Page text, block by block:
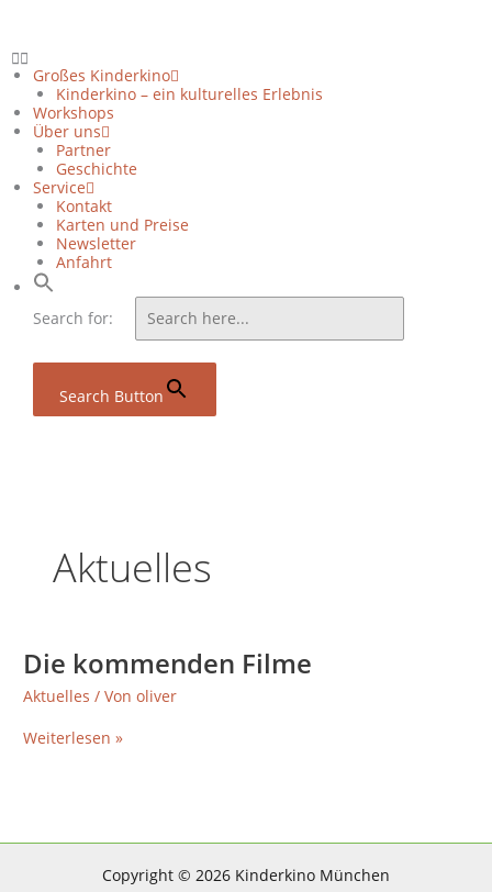
Großes Kinderkino
Kinderkino – ein kulturelles Erlebnis
Workshops
Über uns
Partner
Geschichte
Service
Kontakt
Karten und Preise
Newsletter
Anfahrt
Search for:
Search Button
Aktuelles
Die kommenden Filme
Aktuelles / Vonoliver
Die
kommenden
Filme
Weiterlesen »
Copyright © 2026 Kinderkino München